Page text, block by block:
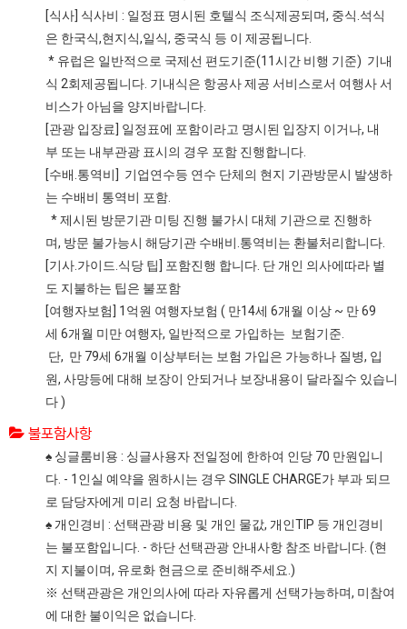
[식사] 식사비 : 일정표 명시된 호텔식 조식제공되며, 중식.석식
은 한국식,현지식,일식, 중국식 등 이 제공됩니다.
* 유럽은 일반적으로 국제선 편도기준(11시간 비행 기준) 기내
식 2회제공됩니다. 기내식은 항공사 제공 서비스로서 여행사 서
비스가 아님을 양지바랍니다.
[관광 입장료] 일정표에 포함이라고 명시된 입장지 이거나, 내
부 또는 내부관광 표시의 경우 포함 진행합니다.
[수배.통역비] 기업연수등 연수 단체의 현지 기관방문시 발생하
는 수배비 통역비 포함.
* 제시된 방문기관 미팅 진행 불가시 대체 기관으로 진행하
며, 방문 불가능시 해당기관 수배비.통역비는 환불처리합니다.
[기사.가이드.식당 팁] 포함진행 합니다. 단 개인 의사에따라 별
도 지불하는 팁은 불포함
[여행자보험] 1억원 여행자보험 ( 만14세 6개월 이상 ~ 만 69
세 6개월 미만 여행자, 일반적으로 가입하는 보험기준.
단, 만 79세 6개월 이상부터는 보험 가입은 가능하나 질병, 입
원, 사망등에 대해 보장이 안되거나 보장내용이 달라질수 있습니
다 )
불포함사항
♠ 싱글룸비용 : 싱글사용자 전일정에 한하여 인당 70 만원입니
다. - 1인실 예약을 원하시는 경우 SINGLE CHARGE가 부과 되므
로 담당자에게 미리 요청 바랍니다.
♠ 개인경비 : 선택관광 비용 및 개인 물값, 개인TIP 등 개인경비
는 불포함입니다. - 하단 선택관광 안내사항 참조 바랍니다. (현
지 지불이며, 유로화 현금으로 준비해주세요.)
※ 선택관광은 개인의사에 따라 자유롭게 선택가능하며, 미참여
에 대한 불이익은 없습니다.